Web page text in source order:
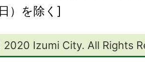
）を除く]
Izumi City. All Rights